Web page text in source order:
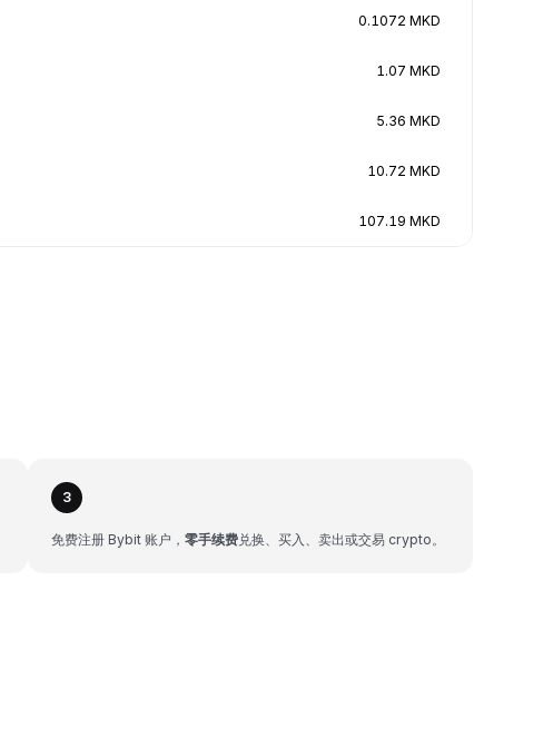
0.1072 MKD
1.07 MKD
5.36 MKD
10.72 MKD
107.19 MKD
3
免费注册 Bybit 账户， 零手续费 兑换、买入、卖出或交易 crypto。